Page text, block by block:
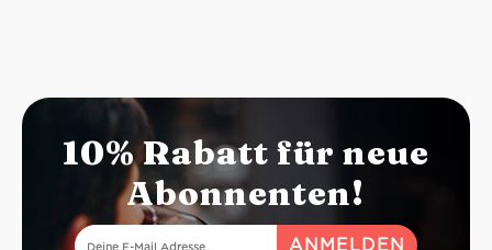
10% Rabatt für neue
Abonnenten!